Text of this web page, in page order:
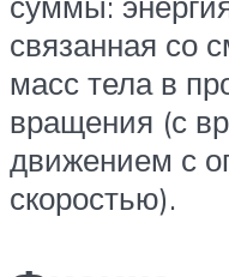
связанная со
масс тела в
вращения (с
движением с
скоростью).